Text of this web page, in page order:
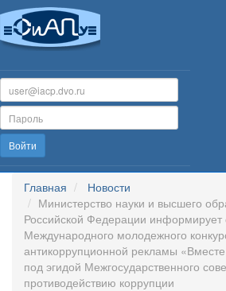
Войти
Главная
Новости
Министерство науки и высшего
Российской Федерации информирует
Международного молодежного
антикоррупционной рекламы
под эгидой Межгосударственного
противодействию коррупции